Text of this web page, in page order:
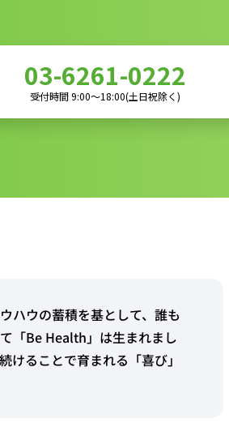
03-6261-0222
受付時間 9:00〜18:00(土日祝除く)
ハウの蓄積を基として、誰も
「Be Health」は生まれまし
ることで育まれる「喜び」